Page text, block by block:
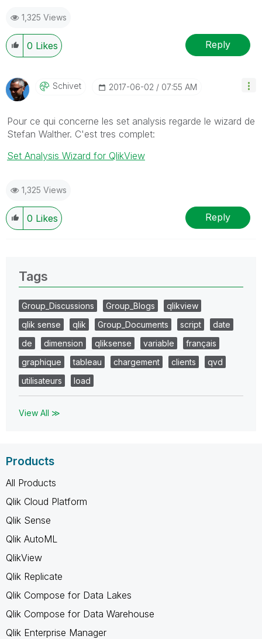
1,325 Views
0 Likes Reply
Schivet ‎2017-06-02 07:55 AM
Pour ce qui concerne les set analysis regarde le wizard de
Stefan Walther. C'est tres complet:
Set Analysis Wizard for QlikView
1,325 Views
0 Likes Reply
Tags
Group_Discussions Group_Blogs
qlikview
qlik sense
qlik Group_Documents script
date
de
dimension qliksense variable
français
graphique
tableau chargement clients
qvd
utilisateurs
load
View All ≫
Products
All Products
Qlik Cloud Platform
Qlik Sense
Qlik AutoML
QlikView
Qlik Replicate
Qlik Compose for Data Lakes
Qlik Compose for Data Warehouse
Qlik Enterprise Manager